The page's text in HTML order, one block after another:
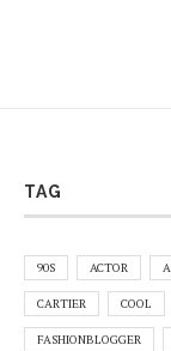
TAG
90S ACTOR
CARTIER COOL
FASHIONBLOGGER